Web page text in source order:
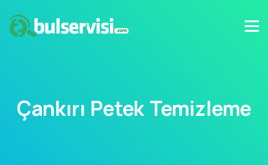
Çankırı Petek Temizleme